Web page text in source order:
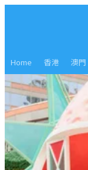
Home 香港 澳門